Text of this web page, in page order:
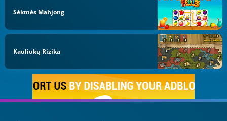
Sėkmės Mahjong
Kauliukų Rizika